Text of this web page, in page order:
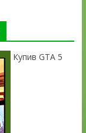
Купив GTA 5